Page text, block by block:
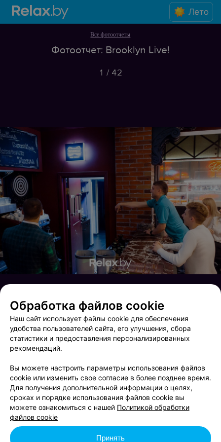
Лето
Все фотоотчеты
Фотоотчет: Brooklyn Live!
1 / 42
Открытие магазина одежды UNEED Pretaportal fashion coffee
Обработка файлов cookie
Наш сайт использует файлы cookie для обеспечения
удобства пользователей сайта, его улучшения, сбора
статистики и предоставления персонализированных
рекомендаций.
Вы можете настроить параметры использования файлов
cookie или изменить свое согласие в более позднее время.
Для получения дополнительной информации о целях,
сроках и порядке использования файлов cookie вы
можете ознакомиться с нашей Политикой обработки
файлов cookie
Принять